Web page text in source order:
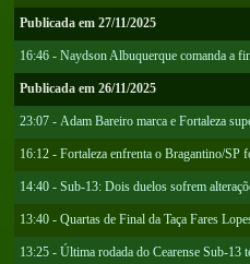
Publicada em 27/11/2025
16:46 - Naydson Albuquerque comanda a
Publicada em 26/11/2025
23:07 - Adam Bareiro marca e Fortaleza
16:12 - Fortaleza enfrenta o Bragantino/SP
14:40 - Sub-13: Dois duelos sofrem
13:40 - Quartas de Final da Taça Fares
13:25 - Última rodada do Cearense Sub-13